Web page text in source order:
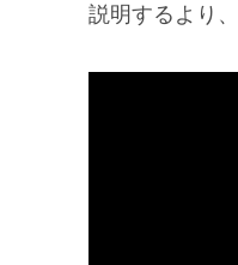
説明するより